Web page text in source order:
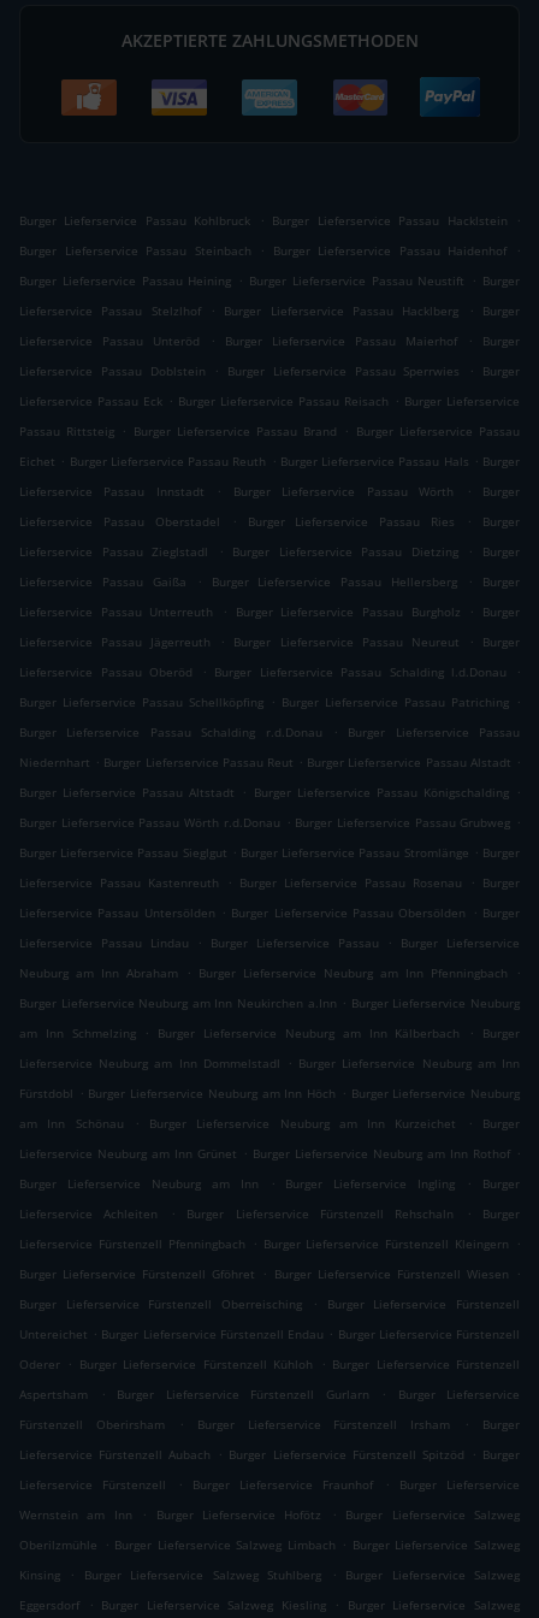
AKZEPTIERTE ZAHLUNGSMETHODEN
Burger Lieferservice Passau Kohlbruck . Burger Lieferservice Passau Hacklstein
.
Burger Lieferservice Passau Steinbach
. Burger Lieferservice Passau Haidenhof
.
Burger Lieferservice Passau Heining . Burger Lieferservice Passau Neustift . Burger
Lieferservice Passau Stelzlhof
. Burger Lieferservice Passau Hacklberg .
Burger
Lieferservice Passau Unteröd
. Burger Lieferservice Passau Maierhof .
Burger
Lieferservice Passau Doblstein
. Burger Lieferservice Passau Sperrwies .
Burger
Lieferservice Passau Eck . Burger Lieferservice Passau Reisach . Burger Lieferservice
Passau Rittsteig . Burger Lieferservice Passau Brand . Burger Lieferservice Passau
Eichet . Burger Lieferservice Passau Reuth . Burger Lieferservice Passau Hals . Burger
Lieferservice Passau Innstadt
. Burger Lieferservice Passau Wörth .
Burger
Lieferservice Passau Oberstadel
. Burger Lieferservice Passau Ries .
Burger
Lieferservice Passau Zieglstadl
. Burger Lieferservice Passau Dietzing .
Burger
Lieferservice Passau Gaißa
. Burger Lieferservice Passau Hellersberg .
Burger
Lieferservice Passau Unterreuth
. Burger Lieferservice Passau Burgholz .
Burger
Lieferservice Passau Jägerreuth
. Burger Lieferservice Passau Neureut .
Burger
Lieferservice Passau Oberöd
. Burger Lieferservice Passau Schalding l.d.Donau
.
Burger Lieferservice Passau Schellköpfing . Burger Lieferservice Passau Patriching .
Burger Lieferservice Passau Schalding r.d.Donau
.
Burger Lieferservice Passau
Niedernhart . Burger Lieferservice Passau Reut . Burger Lieferservice Passau Alstadt .
Burger Lieferservice Passau Altstadt
. Burger Lieferservice Passau Königschalding .
Burger Lieferservice Passau Wörth r.d.Donau . Burger Lieferservice Passau Grubweg .
Burger Lieferservice Passau Sieglgut . Burger Lieferservice Passau Stromlänge . Burger
Lieferservice Passau Kastenreuth
. Burger Lieferservice Passau Rosenau . Burger
Lieferservice Passau Untersölden . Burger Lieferservice Passau Obersölden . Burger
Lieferservice Passau Lindau
. Burger Lieferservice Passau .
Burger Lieferservice
Neuburg am Inn Abraham
. Burger Lieferservice Neuburg am Inn Pfenningbach
.
Burger Lieferservice Neuburg am Inn Neukirchen a.Inn . Burger Lieferservice Neuburg
am Inn Schmelzing
. Burger Lieferservice Neuburg am Inn Kälberbach .
Burger
Lieferservice Neuburg am Inn Dommelstadl
. Burger Lieferservice Neuburg am Inn
Fürstdobl . Burger Lieferservice Neuburg am Inn Höch . Burger Lieferservice Neuburg
am Inn Schönau
. Burger Lieferservice Neuburg am Inn Kurzeichet .
Burger
Lieferservice Neuburg am Inn Grünet . Burger Lieferservice Neuburg am Inn Rothof .
Burger Lieferservice Neuburg am Inn
. Burger Lieferservice Ingling .
Burger
Lieferservice Achleiten
. Burger Lieferservice Fürstenzell Rehschaln .
Burger
Lieferservice Fürstenzell Pfenningbach
. Burger Lieferservice Fürstenzell Kleingern
.
Burger Lieferservice Fürstenzell Gföhret
. Burger Lieferservice Fürstenzell Wiesen
.
Burger Lieferservice Fürstenzell Oberreisching
.
Burger Lieferservice Fürstenzell
Untereichet . Burger Lieferservice Fürstenzell Endau . Burger Lieferservice Fürstenzell
Oderer . Burger Lieferservice Fürstenzell Kühloh . Burger Lieferservice Fürstenzell
Aspertsham
. Burger Lieferservice Fürstenzell Gurlarn .
Burger Lieferservice
Fürstenzell Oberirsham
. Burger Lieferservice Fürstenzell Irsham .
Burger
Lieferservice Fürstenzell Aubach
. Burger Lieferservice Fürstenzell Spitzöd . Burger
Lieferservice Fürstenzell
. Burger Lieferservice Fraunhof .
Burger Lieferservice
Wernstein am Inn
. Burger Lieferservice Hofötz .
Burger Lieferservice Salzweg
Oberilzmühle
. Burger Lieferservice Salzweg Limbach . Burger Lieferservice Salzweg
Kinsing
. Burger Lieferservice Salzweg Stuhlberg .
Burger Lieferservice Salzweg
Eggersdorf
. Burger Lieferservice Salzweg Kiesling .
Burger Lieferservice Salzweg